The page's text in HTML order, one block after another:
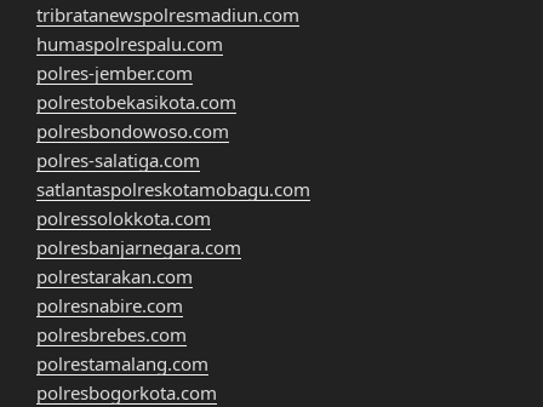
tribratanewspolresmadiun.com
humaspolrespalu.com
polres-jember.com
polrestobekasikota.com
polresbondowoso.com
polres-salatiga.com
satlantaspolreskotamobagu.com
polressolokkota.com
polresbanjarnegara.com
polrestarakan.com
polresnabire.com
polresbrebes.com
polrestamalang.com
polresbogorkota.com